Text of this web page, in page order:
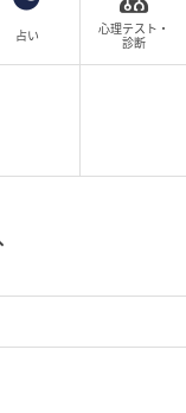
占い
心理テスト・
診断